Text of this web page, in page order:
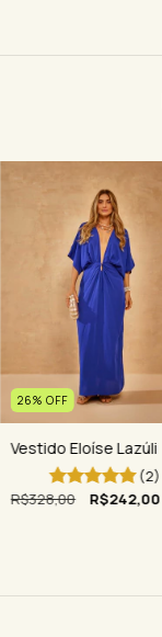
26% OFF
Vestido Eloíse Lazúli
(2)
R$328,00
R$242,00